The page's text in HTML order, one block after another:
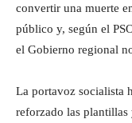
convertir una muerte
público y, según el
el Gobierno regional
La portavoz socialista
reforzado las plantillas